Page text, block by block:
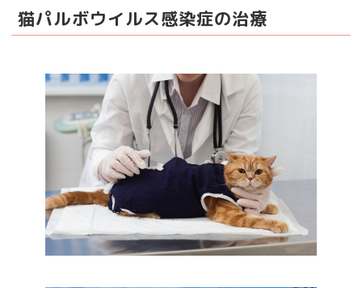
猫パルボウイルス感染症の治療